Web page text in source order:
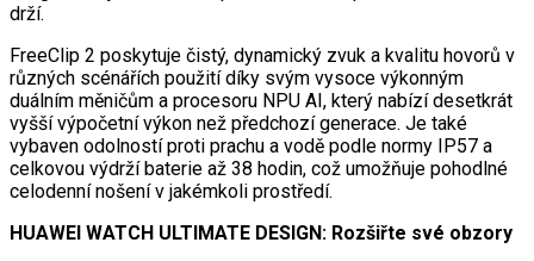
drží.
FreeClip 2 poskytuje čistý, dynamický zvuk a kvalitu hovorů v
různých scénářích použití díky svým vysoce výkonným
duálním měničům a procesoru NPU AI, který nabízí desetkrát
vyšší výpočetní výkon než předchozí generace. Je také
vybaven odolností proti prachu a vodě podle normy IP57 a
celkovou výdrží baterie až 38 hodin, což umožňuje pohodlné
celodenní nošení v jakémkoli prostředí.
HUAWEI WATCH ULTIMATE DESIGN: Rozšiřte své obzory